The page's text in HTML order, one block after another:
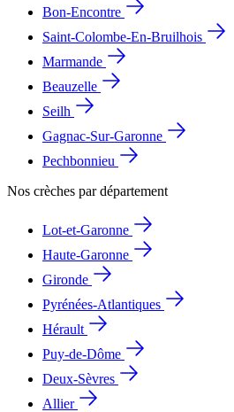
Bon-Encontre
Saint-Colombe-En-Bruilhois
Marmande
Beauzelle
Seilh
Gagnac-Sur-Garonne
Pechbonnieu
Nos crèches par département
Lot-et-Garonne
Haute-Garonne
Gironde
Pyrénées-Atlantiques
Hérault
Puy-de-Dôme
Deux-Sèvres
Allier